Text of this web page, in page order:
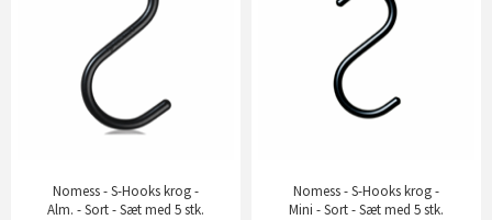
Nomess - S-Hooks krog -
Alm. - Sort - Sæt med 5 stk.
Nomess - S-Hooks krog -
Mini - Sort - Sæt med 5 stk.